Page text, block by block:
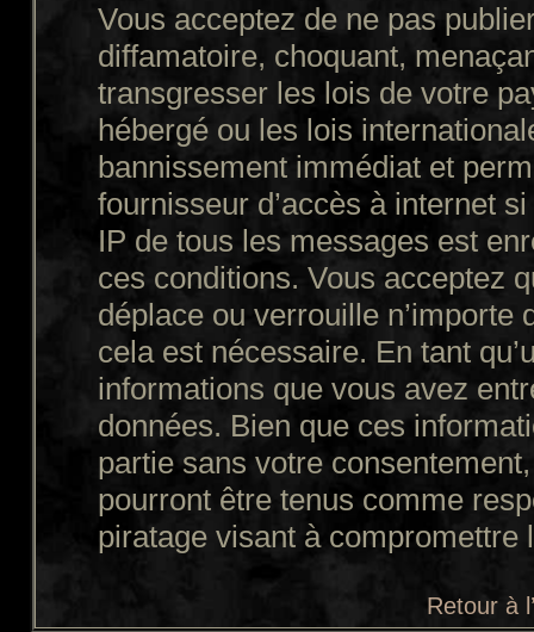
Vous acceptez de ne pas
diffamatoire, choquant,
transgresser les lois de votre
hébergé ou les lois
bannissement immédiat et
fournisseur d’accès à internet
IP de tous les messages est
ces conditions. Vous acceptez
déplace ou verrouille
cela est nécessaire. En tant
informations que vous avez
données. Bien que ces
partie sans votre
pourront être tenus comme
piratage visant à compromettre
Retour à